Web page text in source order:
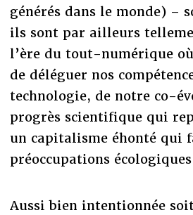
générés dans le monde) –
ils sont par ailleurs
l’ère du tout-numérique où
de déléguer nos
technologie, de notre co-
progrès scientifique qui
un capitalisme éhonté qui
préoccupations
Aussi bien intentionnée